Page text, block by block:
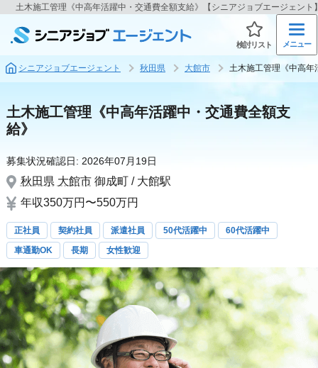
土木施工管理《中高年活躍中・交通費全額支給》【シニアジョブエージェント
検討リスト メニュー
シニアジョブエージェント 秋田県 大館市 土木施工管理《中高年
土木施工管理《中高年活躍中・交通費全額支
給》
募集状況確認日: 2026年07月19日
秋田県 大館市 御成町 / 大館駅
年収350万円〜550万円
正社員 契約社員 派遣社員 50代活躍中
60代活躍中
車通勤OK
長期 女性歓迎